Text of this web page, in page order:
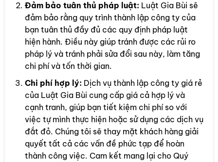
Đảm bảo tuân thủ pháp luật: Luật Gia Bùi sẽ
đảm bảo rằng quy trình thành lập công ty của
bạn tuân thủ đầy đủ các quy định pháp luật
hiện hành. Điều này giúp tránh được các rủi ro
pháp lý và tránh phải sửa đổi sau này, làm tăng
chi phí và tốn thời gian.
Chi phí hợp lý: Dịch vụ thành lập công ty giá rẻ
của Luật Gia Bùi cung cấp giá cả hợp lý và
cạnh tranh, giúp bạn tiết kiệm chi phí so với
việc tự mình thực hiện hoặc sử dụng các dịch vụ
đắt đỏ. Chúng tôi sẽ thay mặt khách hàng giải
quyết tất cả các vấn đề phức tạp để hoàn
thành công việc. Cam kết mang lại cho Quý